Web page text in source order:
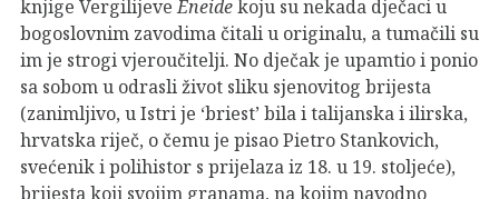
knjige VergilijeveEneidekoju su nekada dječaci u
bogoslovnim zavodima čitali u originalu, a tumačili su
im je strogi vjeroučitelji. No dječak je upamtio i ponio
sa sobom u odrasli život sliku sjenovitog brijesta
(zanimljivo, u Istri je ‘briest’ bila i talijanska i ilirska,
hrvatska riječ, o čemu je pisao Pietro Stankovich,
svećenik i polihistor s prijelaza iz 18. u 19. stoljeće),
brijesta koji svojim granama, na kojim navodno